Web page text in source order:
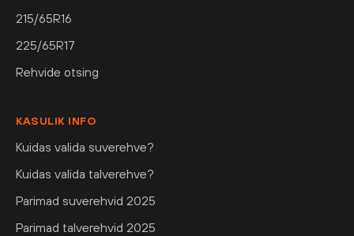
215/65R16
225/65R17
Rehvide otsing
KASULIK INFO
Kuidas valida suverehve?
Kuidas valida talverehve?
Parimad suverehvid 2025
Parimad talverehvid 2025